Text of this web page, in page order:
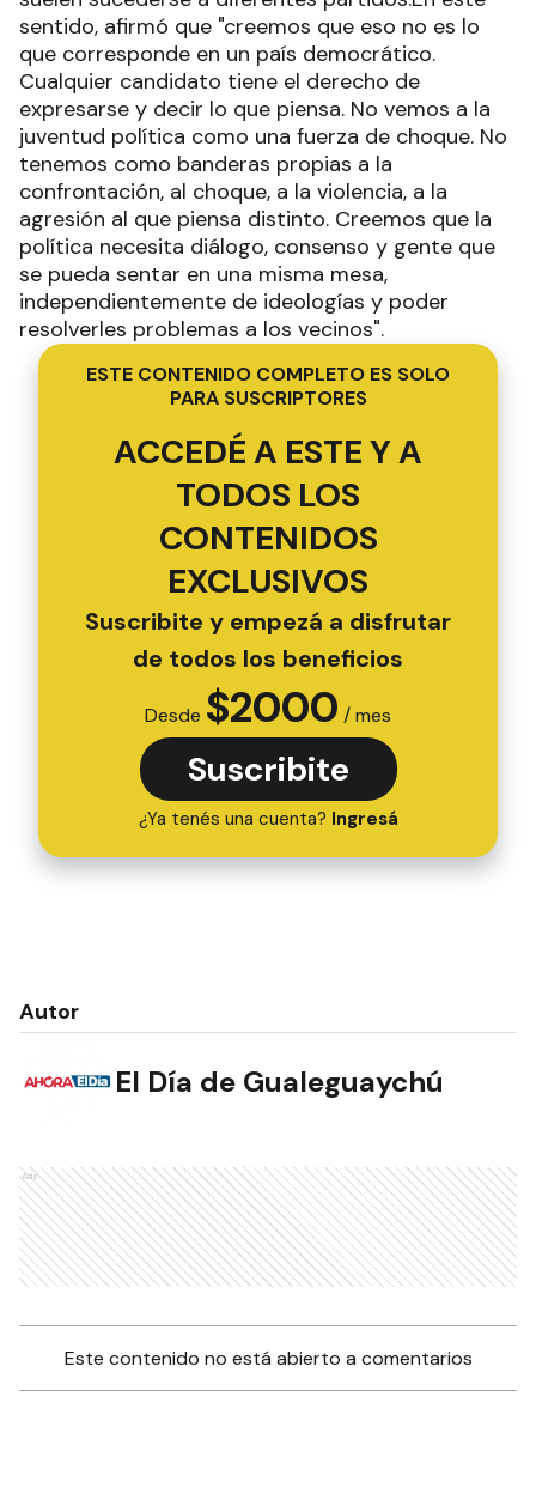
sentido, afirmó que "creemos que eso no es lo
que corresponde en un país democrático.
Cualquier candidato tiene el derecho de
expresarse y decir lo que piensa. No vemos a la
juventud política como una fuerza de choque. No
tenemos como banderas propias a la
confrontación, al choque, a la violencia, a la
agresión al que piensa distinto. Creemos que la
política necesita diálogo, consenso y gente que
se pueda sentar en una misma mesa,
independientemente de ideologías y poder
resolverles problemas a los vecinos".
ESTE CONTENIDO COMPLETO ES SOLO
PARA SUSCRIPTORES
ACCEDÉ A ESTE Y A
TODOS LOS
CONTENIDOS
EXCLUSIVOS
Suscribite y empezá a disfrutar
de todos los beneficios
Desde $2000 / mes
Suscribite
¿Ya tenés una cuenta? Ingresá
Autor
El Día de Gualeguaychú
Ads
Este contenido no está abierto a comentarios